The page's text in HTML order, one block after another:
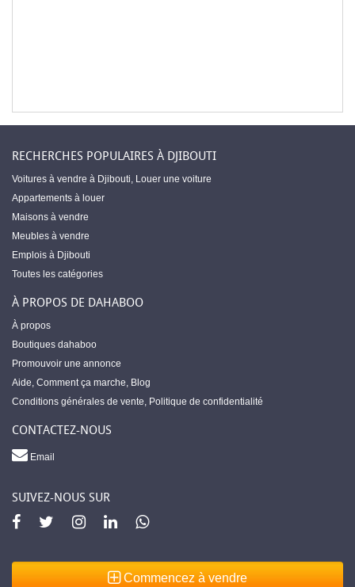
RECHERCHES POPULAIRES À DJIBOUTI
Voitures à vendre à Djibouti, Louer une voiture
Appartements à louer
Maisons à vendre
Meubles à vendre
Emplois à Djibouti
Toutes les catégories
À PROPOS DE DAHABOO
À propos
Boutiques dahaboo
Promouvoir une annonce
Aide, Comment ça marche, Blog
Conditions générales de vente, Politique de confidentialité
CONTACTEZ-NOUS
Email
SUIVEZ-NOUS SUR
Commencez à vendre